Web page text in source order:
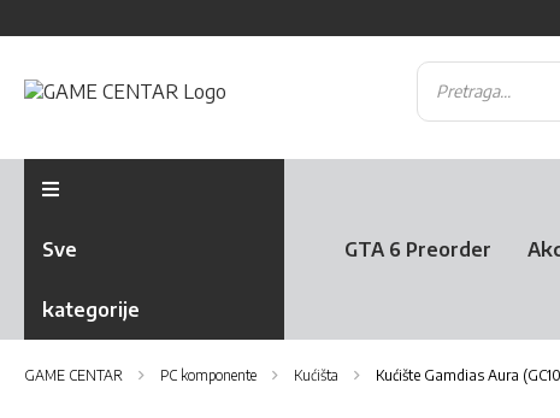
Sve
kategorije
GTA 6 Preorder
GAME CENTAR PC komponente Kućišta Kućište Gamdias Aura